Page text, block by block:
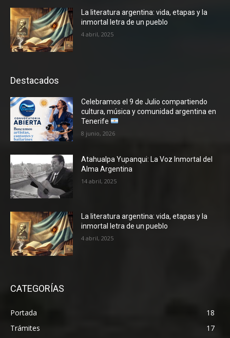
La literatura argentina: vida, etapas y la
inmortal letra de un pueblo
4 abril, 2025
Destacados
Celebramos el 9 de Julio compartiendo
cultura, música y comunidad argentina en
Tenerife
8 junio, 2026
Atahualpa Yupanqui: La Voz Inmortal del
Alma Argentina
14 abril, 2025
La literatura argentina: vida, etapas y la
inmortal letra de un pueblo
4 abril, 2025
CATEGORÍAS
Portada
18
Trámites
17